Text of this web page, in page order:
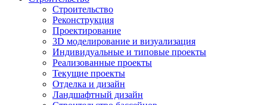
Строительство
Реконструкция
Проектирование
3D моделирование и визуализация
Индивидуальные и типовые проекты
Реализованные проекты
Текущие проекты
Отделка и дизайн
Ландшафтный дизайн